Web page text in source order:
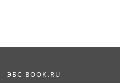
ЭБС BOOK.RU